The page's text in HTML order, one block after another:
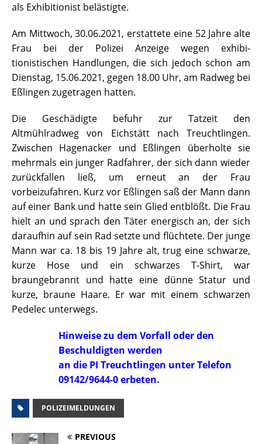
als Exhibitionist belästigte.
Am Mittwoch, 30.06.2021, erstattete eine 52 Jahre alte
Frau bei der Polizei Anzeige wegen exhibi-
tionistischen Handlungen, die sich jedoch schon am
Dienstag, 15.06.2021, gegen 18.00 Uhr, am Radweg bei
Eßlingen zugetragen hatten.
Die Geschädigte befuhr zur Tatzeit den
Altmühlradweg von Eichstätt nach Treuchtlingen.
Zwischen Hagenacker und Eßlingen überholte sie
mehrmals ein junger Radfahrer, der sich dann wieder
zurückfallen ließ, um erneut an der Frau
vorbeizufahren. Kurz vor Eßlingen saß der Mann dann
auf einer Bank und hatte sein Glied entblößt. Die Frau
hielt an und sprach den Täter energisch an, der sich
daraufhin auf sein Rad setzte und flüchtete. Der junge
Mann war ca. 18 bis 19 Jahre alt, trug eine schwarze,
kurze Hose und ein schwarzes T-Shirt, war
braungebrannt und hatte eine dünne Statur und
kurze, braune Haare. Er war mit einem schwarzen
Pedelec unterwegs.
Hinweise zu dem Vorfall oder den
Beschuldigten werden
an die PI Treuchtlingen unter Telefon
09142/9644-0 erbeten.
POLIZEIMELDUNGEN
PREVIOUS